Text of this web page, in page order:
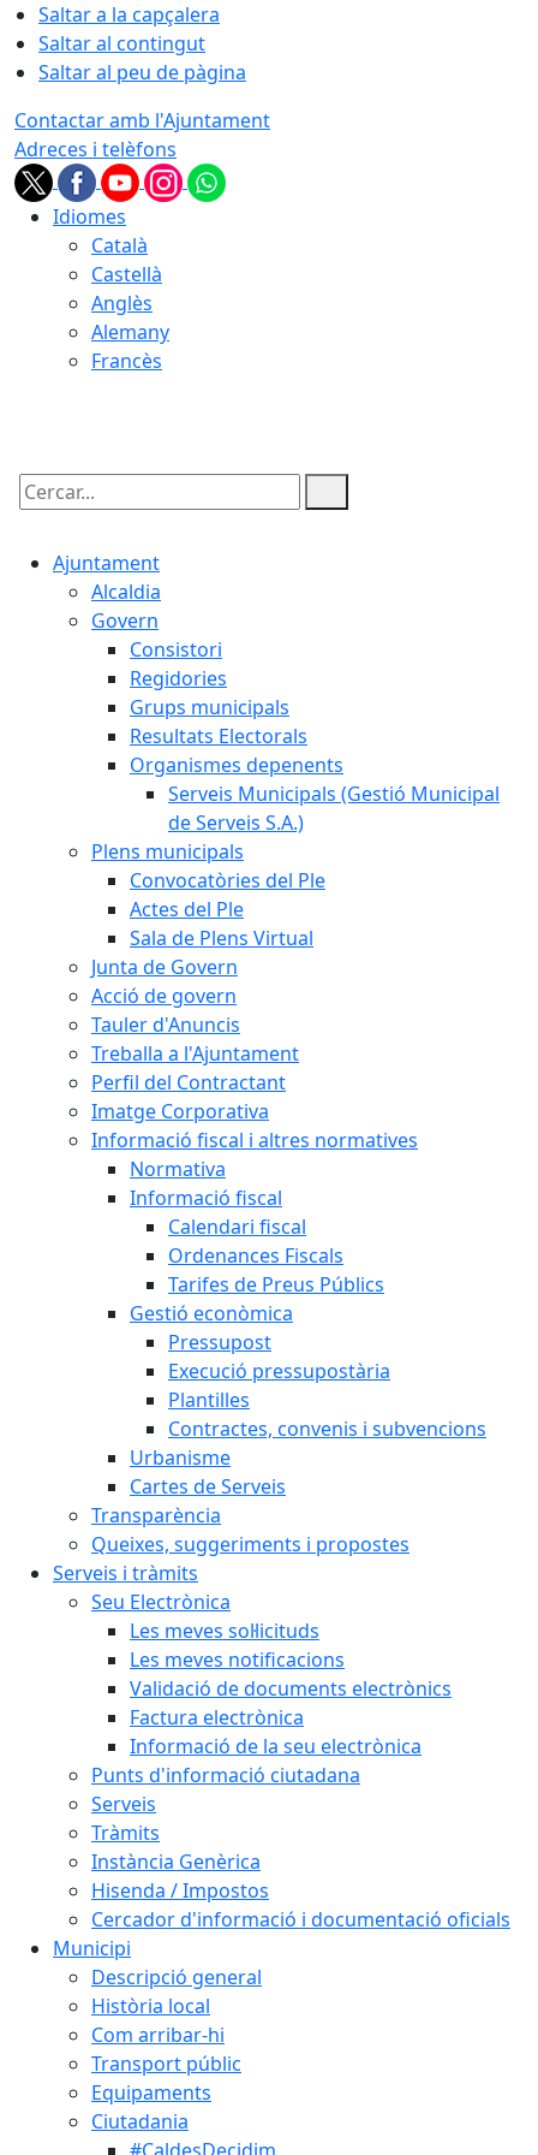
Saltar a la capçalera
Saltar al contingut
Saltar al peu de pàgina
Contactar amb l'Ajuntament
Adreces i telèfons
Idiomes
Català
Castellà
Anglès
Alemany
Francès
Cercar:
Ajuntament
Alcaldia
Govern
Consistori
Regidories
Grups municipals
Resultats Electorals
Organismes depenents
Serveis Municipals (Gestió Municipal
de Serveis S.A.)
Plens municipals
Convocatòries del Ple
Actes del Ple
Sala de Plens Virtual
Junta de Govern
Acció de govern
Tauler d'Anuncis
Treballa a l'Ajuntament
Perfil del Contractant
Imatge Corporativa
Informació fiscal i altres normatives
Normativa
Informació fiscal
Calendari fiscal
Ordenances Fiscals
Tarifes de Preus Públics
Gestió econòmica
Pressupost
Execució pressupostària
Plantilles
Contractes, convenis i subvencions
Urbanisme
Cartes de Serveis
Transparència
Queixes, suggeriments i propostes
Serveis i tràmits
Seu Electrònica
Les meves sol·licituds
Les meves notificacions
Validació de documents electrònics
Factura electrònica
Informació de la seu electrònica
Punts d'informació ciutadana
Serveis
Tràmits
Instància Genèrica
Hisenda / Impostos
Cercador d'informació i documentació oficials
Municipi
Descripció general
Història local
Com arribar-hi
Transport públic
Equipaments
Ciutadania